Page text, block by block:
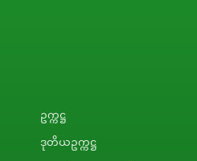
ဥက္ကဋ္ဌ
ဒုတိယဥက္ကဋ္ဌ